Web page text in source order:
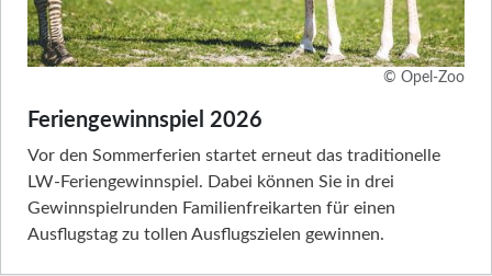
© Opel-Zoo
Feriengewinnspiel 2026
Vor den Sommerferien startet erneut das traditionelle
LW-Feriengewinnspiel. Dabei können Sie in drei
Gewinnspielrunden Familienfreikarten für einen
Ausflugstag zu tollen Ausflugszielen gewinnen.